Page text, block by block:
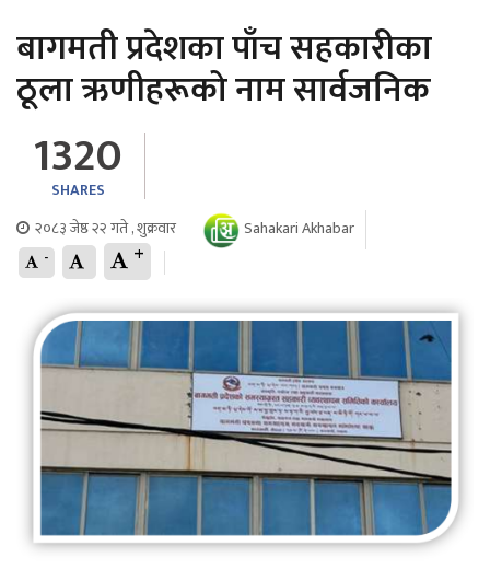
बागमती प्रदेशका पाँच सहकारीका
ठूला ऋणीहरूको नाम सार्वजनिक
1320
SHARES
२०८३ जेष्ठ २२ गते , शुक्रवार
Sahakari Akhabar
- +